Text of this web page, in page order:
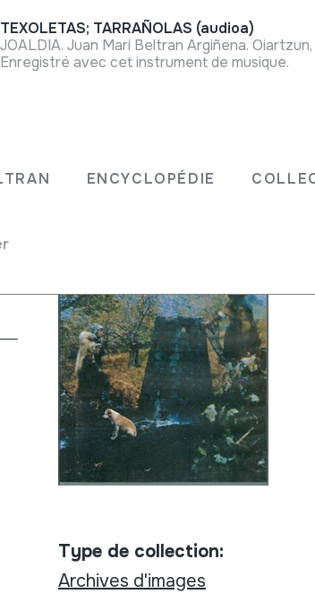
ENCYCLOPÉDIE
TEXOLETAS; TARRAÑOLAS (audioa)
JOALDIA. Juan Mari Beltran Argiñena. Oiartzun,
Enregistré avec cet instrument de musique.
Type de collection:
Archives d'images